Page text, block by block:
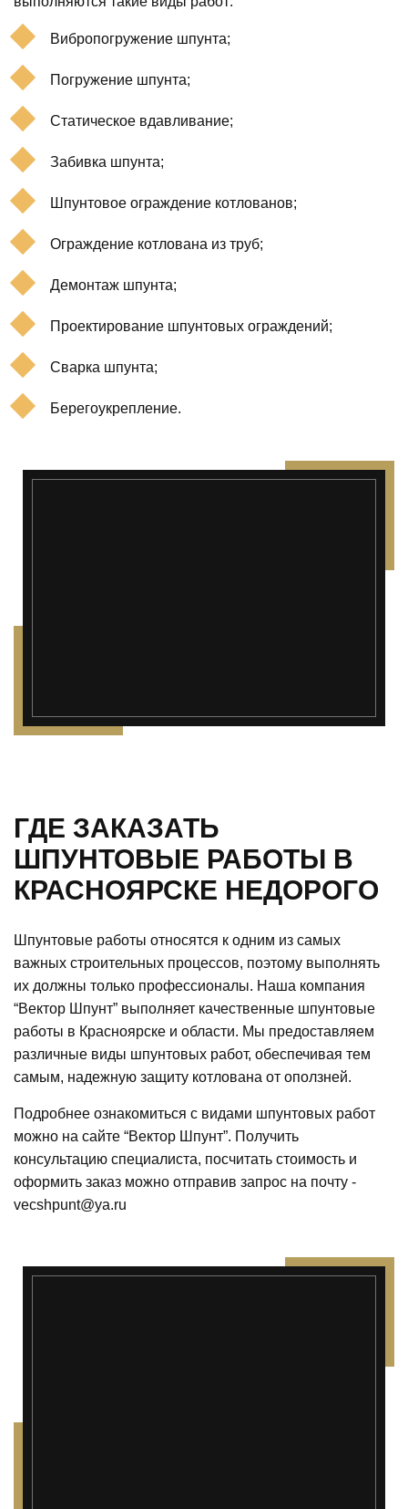
Вибропогружение шпунта;
Погружение шпунта;
Статическое вдавливание;
Забивка шпунта;
Шпунтовое ограждение котлованов;
Ограждение котлована из труб;
Демонтаж шпунта;
Проектирование шпунтовых ограждений;
Сварка шпунта;
Берегоукрепление.
ГДЕ ЗАКАЗАТЬ
ШПУНТОВЫЕ РАБОТЫ В
КРАСНОЯРСКЕ НЕДОРОГО
Шпунтовые работы относятся к одним из самых
важных строительных процессов, поэтому выполнять
их должны только профессионалы. Наша компания
“Вектор Шпунт” выполняет качественные шпунтовые
работы в Красноярске и области. Мы предоставляем
различные виды шпунтовых работ, обеспечивая тем
самым, надежную защиту котлована от оползней.
Подробнее ознакомиться с видами шпунтовых работ
можно на сайте “Вектор Шпунт”. Получить
консультацию специалиста, посчитать стоимость и
оформить заказ можно отправив запрос на почту -
vecshpunt@ya.ru